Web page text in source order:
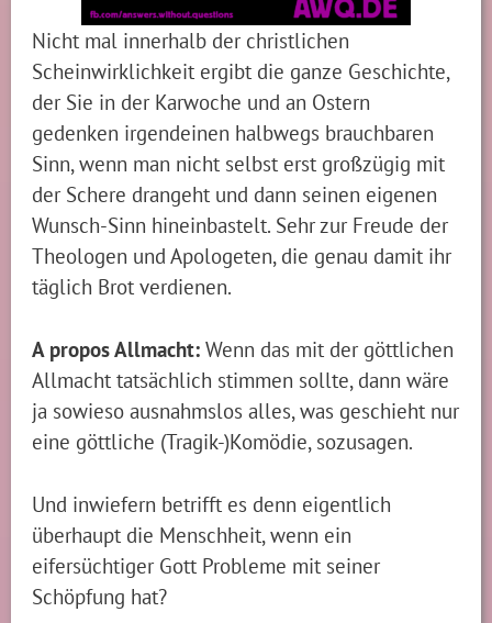
Nicht mal innerhalb der christlichen
Scheinwirklichkeit ergibt die ganze Geschichte,
der Sie in der Karwoche und an Ostern
gedenken irgendeinen halbwegs brauchbaren
Sinn, wenn man nicht selbst erst großzügig mit
der Schere drangeht und dann seinen eigenen
Wunsch-Sinn hineinbastelt. Sehr zur Freude der
Theologen und Apologeten, die genau damit ihr
täglich Brot verdienen.
A propos Allmacht: Wenn das mit der göttlichen
Allmacht tatsächlich stimmen sollte, dann wäre
ja sowieso ausnahmslos alles, was geschieht nur
eine göttliche (Tragik-)Komödie, sozusagen.
Und inwiefern betrifft es denn eigentlich
überhaupt die Menschheit, wenn ein
eifersüchtiger Gott Probleme mit seiner
Schöpfung hat?